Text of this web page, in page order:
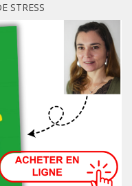
STRESS